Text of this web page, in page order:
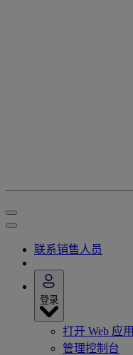
联系销售人员
登录
打开 Web 应用
管理控制台